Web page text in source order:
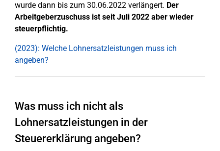
wurde dann bis zum 30.06.2022 verlängert. Der
Arbeitgeberzuschuss ist seit Juli 2022 aber wieder
steuerpflichtig.
(2023): Welche Lohnersatzleistungen muss ich
angeben?
Was muss ich nicht als
Lohnersatzleistungen in der
Steuererklärung angeben?